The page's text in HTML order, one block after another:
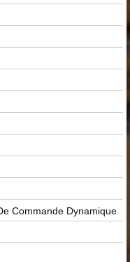
Commande Dynamique